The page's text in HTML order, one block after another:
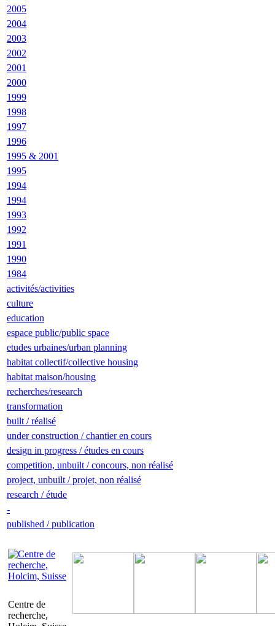
2005
2004
2003
2002
2001
2000
1999
1998
1997
1996
1995 & 2001
1995
1994
1994
1993
1992
1991
1990
1984
activités/activities
culture
education
espace public/public space
etudes urbaines/urban planning
habitat collectif/collective housing
habitat maison/housing
recherches/research
transformation
built / réalisé
under construction / chantier en cours
design in progress / études en cours
competition, unbuilt / concours, non réalisé
project, unbuilt / projet, non réalisé
research / étude
-
published / publication
Centre de
recherche,